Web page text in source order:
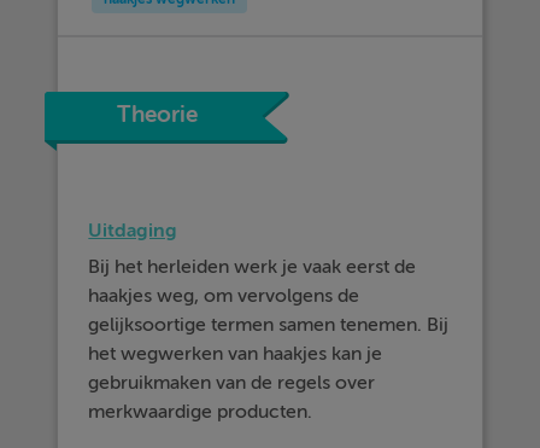
Theorie
Uitdaging
Bij het herleiden werk je vaak eerst de
haakjes weg, om vervolgens de
gelijksoortige termen samen tenemen. Bij
het wegwerken van haakjes kan je
gebruikmaken van de regels over
merkwaardige producten.